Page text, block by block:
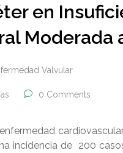
en
Moderada
Valvular
0 Comments
incidencia de 200